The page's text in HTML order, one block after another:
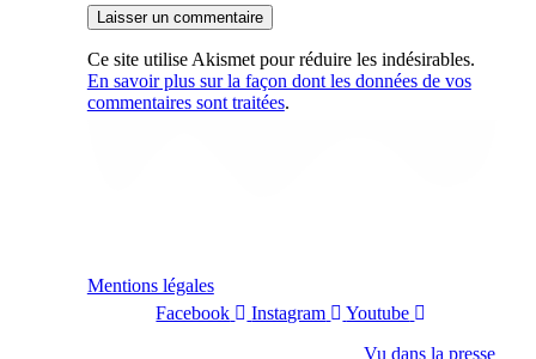
Ce site utilise Akismet pour réduire les indésirables.
En savoir plus sur la façon dont les données de vos
commentaires sont traitées.
Mentions légales
Facebook
Instagram
Youtube
Vu dans la presse